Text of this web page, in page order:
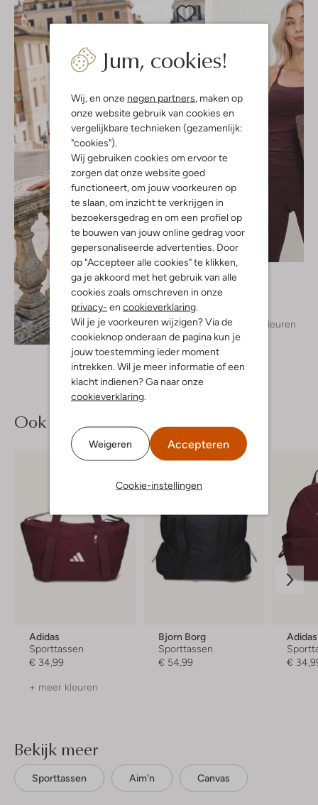
Jum, cookies!
Wij, en onze negen partners, maken op
onze website gebruik van cookies en
vergelijkbare technieken (gezamenlijk:
"cookies").
Wij gebruiken cookies om ervoor te
zorgen dat onze website goed
functioneert, om jouw voorkeuren op
te slaan, om inzicht te verkrijgen in
bezoekersgedrag en om een profiel op
te bouwen van jouw online gedrag voor
gepersonaliseerde advertenties. Door
op "Accepteer alle cookies" te klikken,
ga je akkoord met het gebruik van alle
cookies zoals omschreven in onze
privacy- en cookieverklaring.
Wil je je voorkeuren wijzigen? Via de
cookieknop onderaan de pagina kun je
jouw toestemming ieder moment
intrekken. Wil je meer informatie of een
klacht indienen? Ga naar onze
cookieverklaring.
Weigeren Accepteren
Cookie-instellingen
Ontdek de look
Nieuw
Neo Noir
+ meer kleuren
Ook iets voor jou?
Adidas
Sporttassen
€ 34,99
+ meer kleuren
Bjorn Borg
Sporttassen
€ 54,99
Adidas
€
Bekijk meer
Sporttassen Aim'n Canvas